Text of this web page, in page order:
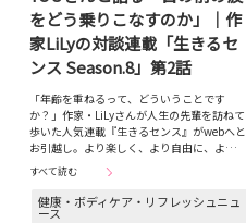
をどう乗りこなすのか」｜作
家LiLyの対談連載「生きるセ
ンス Season.8」第2話
「年齢を重ねるって、どういうことです
か？」作家・LiLyさんが人生の先輩を訪ねて
歩いた人気連載『生きるセンス』がwebへと
お引越し。より楽しく、より自由に、よ…
すべて読む
健康・ボディケア・リフレッシュニュ
ース